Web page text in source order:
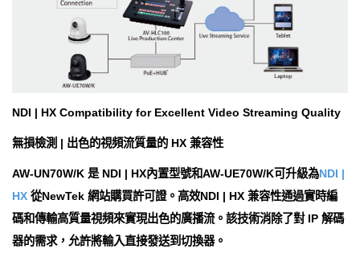
NDI | HX Compatibility for Excellent Video Streaming Quality
無損檢測 | 出色的視頻流質量的 HX 兼容性
AW-UN70W/K 是 NDI | HX內置型號和AW-UE70W/K可升級為NDI |
HX 從NewTek 網站購買許可證。高效NDI | HX 兼容性通過實時編
碼和傳輸高質量視頻來實現出色的廣播流。該技術消除了對 IP 解碼
器的需求，允許將輸入直接發送到切換器。